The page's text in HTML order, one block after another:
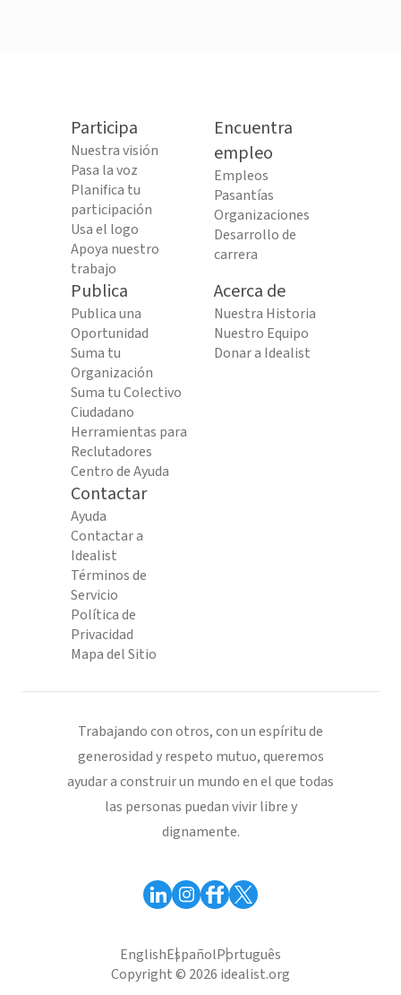
Participa
Nuestra visión
Pasa la voz
Planifica tu
participación
Usa el logo
Apoya nuestro
trabajo
Encuentra
empleo
Empleos
Pasantías
Organizaciones
Desarrollo de
carrera
Publica
Publica una
Oportunidad
Suma tu
Organización
Suma tu Colectivo
Ciudadano
Herramientas para
Reclutadores
Centro de Ayuda
Acerca de
Nuestra Historia
Nuestro Equipo
Donar a Idealist
Contactar
Ayuda
Contactar a
Idealist
Términos de
Servicio
Política de
Privacidad
Mapa del Sitio
Trabajando con otros, con un espíritu de
generosidad y respeto mutuo, queremos
ayudar a construir un mundo en el que todas
las personas puedan vivir libre y
dignamente.
EnglishEspañolPortuguês
Copyright © 2026 idealist.org